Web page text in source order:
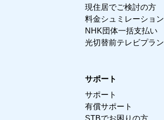
現住居でご検討の方
料金シュミレーション
NHK団体一括支払い
光切替前テレビプラン
サポート
サポート
有償サポート
STBでお困りの方